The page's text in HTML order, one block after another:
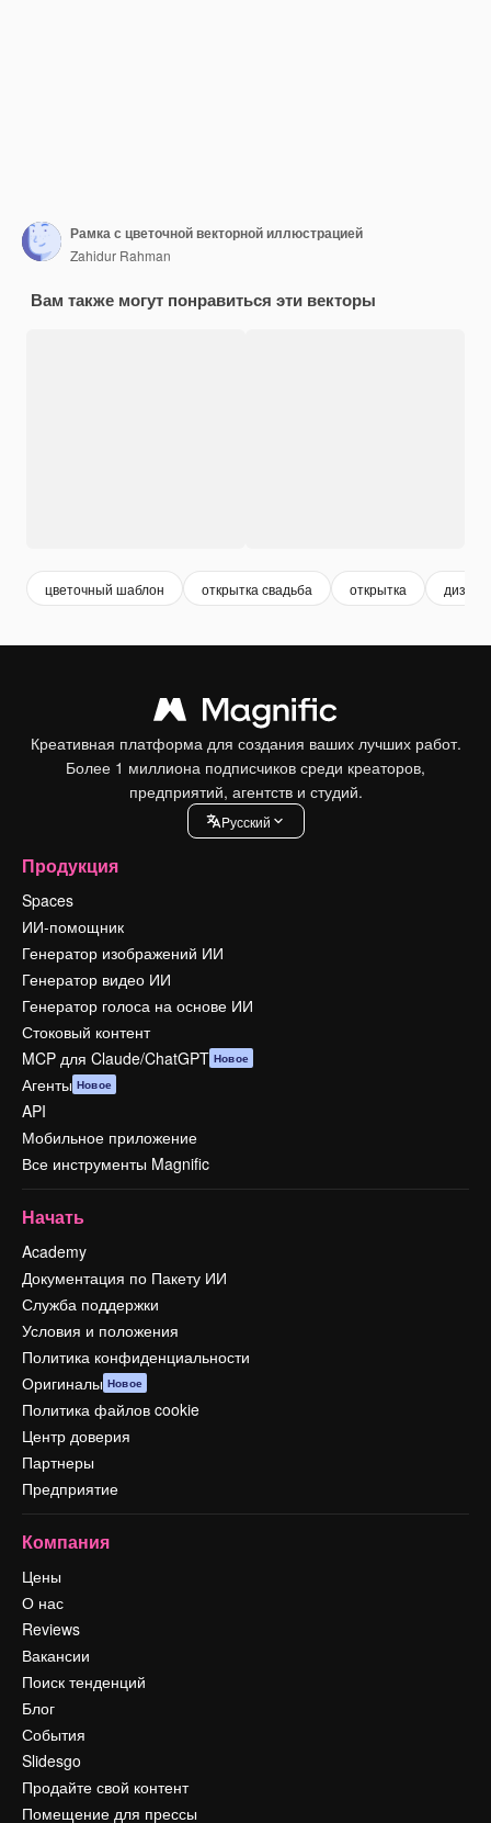
Рамка с цветочной векторной иллюстрацией
Zahidur Rahman
Вам также могут понравиться эти векторы
цветочный шаблон открытка свадьба открытка
Креативная платформа для создания ваших лучших работ.
Более 1 миллиона подписчиков среди креаторов,
предприятий, агентств и студий.
Pусский
Продукция
Spaces
ИИ-помощник
Генератор изображений ИИ
Генератор видео ИИ
Генератор голоса на основе ИИ
Стоковый контент
MCP для Claude/ChatGPT Новое
Агенты Новое
API
Мобильное приложение
Все инструменты Magnific
Начать
Academy
Документация по Пакету ИИ
Служба поддержки
Условия и положения
Политика конфиденциальности
Оригиналы Новое
Политика файлов cookie
Центр доверия
Партнеры
Предприятие
Компания
Цены
О нас
Reviews
Вакансии
Поиск тенденций
Блог
События
Slidesgo
Продайте свой контент
Помещение для прессы